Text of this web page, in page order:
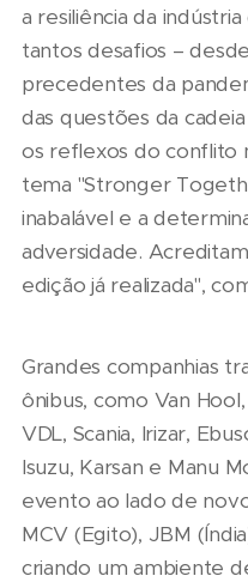
a resiliência da
tantos desafios –
precedentes da
das questões da
os reflexos do conflito
tema "Stronger
inabalável e a
adversidade.
edição já realizada",
Grandes companhias
ônibus, como Van
VDL, Scania, Irizar,
Isuzu, Karsan e Manu
evento ao lado de
MCV (Egito), JBM
criando um ambiente